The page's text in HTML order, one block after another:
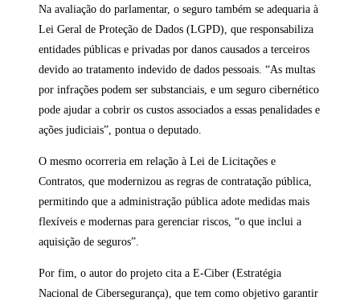
Na avaliação do parlamentar, o seguro também se adequaria à
Lei Geral de Proteção de Dados (LGPD), que responsabiliza
entidades públicas e privadas por danos causados a terceiros
devido ao tratamento indevido de dados pessoais. “As multas
por infrações podem ser substanciais, e um seguro cibernético
pode ajudar a cobrir os custos associados a essas penalidades e
ações judiciais”, pontua o deputado.
O mesmo ocorreria em relação à Lei de Licitações e
Contratos, que modernizou as regras de contratação pública,
permitindo que a administração pública adote medidas mais
flexíveis e modernas para gerenciar riscos, “o que inclui a
aquisição de seguros”.
Por fim, o autor do projeto cita a E-Ciber (Estratégia
Nacional de Cibersegurança), que tem como objetivo garantir